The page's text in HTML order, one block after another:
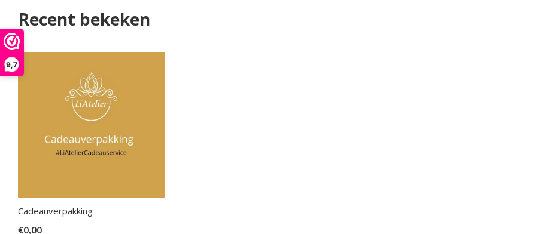
9,7
Recent bekeken
Cadeauverpakking
€0,00